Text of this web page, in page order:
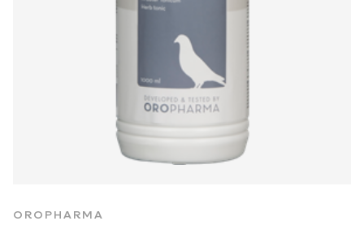
OROPHARMA